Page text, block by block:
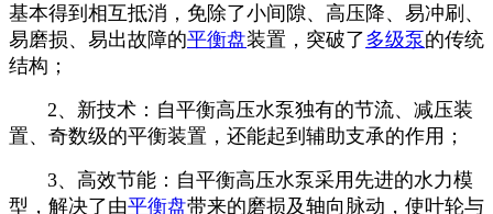
基本得到相互抵消，免除了小间隙、高压降、易冲刷、
易磨损、易出故障的平衡盘装置，突破了多级泵的传统
结构；
2、新技术：自平衡高压水泵独有的节流、减压装
置、奇数级的平衡装置，还能起到辅助支承的作用；
3、高效节能：自平衡高压水泵采用先进的水力模
型，解决了由平衡盘带来的磨损及轴向脉动，使叶轮与